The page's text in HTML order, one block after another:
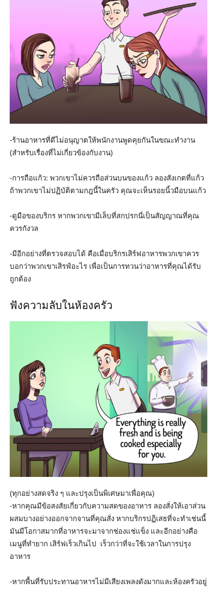
-ร้านอาหารที่ดีไม่อนุญาตให้พนักงานพูดคุยกันในขณะทำงาน
(สำหรับเรื่องที่ไม่เกี่ยวข้องกับงาน)
-การถือแก้ว: พวกเขาไม่ควรถือส่วนบนของแก้ว ลองสังเกตที่แก้ว
ถ้าพวกเขาไม่ปฏิบัติตามกฎนี้ในครัว คุณจะเห็นรอยนิ้วมือบนแก้ว
-ดูมือของบริกร หากพวกเขามีเล็บที่สกปรกนี่เป็นสัญญาณที่คุณ
ควรกังวล
-มีอีกอย่างที่ตรวจสอบได้ คือเมื่อบริกรเสิร์ฟอาหารพวกเขาควร
บอกว่าพวกเขาเสิรฟ์อะไร เพื่อเป็นการทวนว่าอาหารที่คุณได้รับ
ถูกต้อง
ฟังความลับในห้องครัว
(ทุกอย่างสดจริง ๆ และปรุงเป็นพิเศษมาเพื่อคุณ)
-หากคุณมีข้อสงสัยเกี่ยวกับความสดของอาหาร ลองสั่งให้เอาส่วน
ผสมบางอย่างออกจากจานที่คุณสั่ง หากบริกรปฏิเสธที่จะทำเช่นนี้
มันมีโอกาสมากที่อาหารจะมาจากช่องแช่แข็ง และอีกอย่างคือ
เมนูที่ทำยาก เสิร์ฟเร็วเกินไป เร็วกว่าที่จะใช้เวลาในการปรุง
อาหาร
-หากพื้นที่รับประทานอาหารไม่มีเสียงเพลงดังมากและห้องครัวอยู่